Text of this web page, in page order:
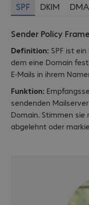
SPF DKIM
Sender Policy
Definition: SPF ist
dem eine Domain
E-Mails in ihrem
Funktion:
sendenden
Domain. Stimmen sie
abgelehnt oder